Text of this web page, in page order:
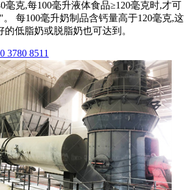
毫克,每100毫升液体食品≥120毫克时,才可
。 每100毫升奶制品含钙量高于120毫克,这
的低脂奶或脱脂奶也可达到。
3780 8511